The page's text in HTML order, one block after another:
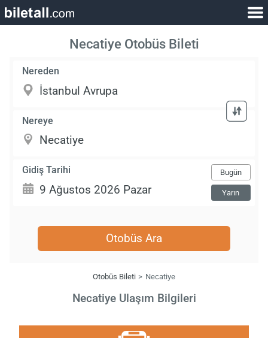
Necatiye Otobüs Bileti
Nereden
Nereye
Gidiş Tarihi Bugün
Yarın
Otobüs Ara
Otobüs Bileti Necatiye
Necatiye Ulaşım Bilgileri